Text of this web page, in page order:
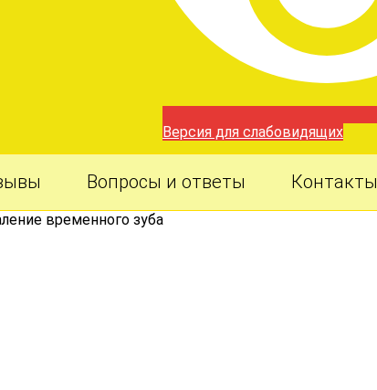
Версия для слабовидящих
Вопросы и ответы Контакты
временного зуба